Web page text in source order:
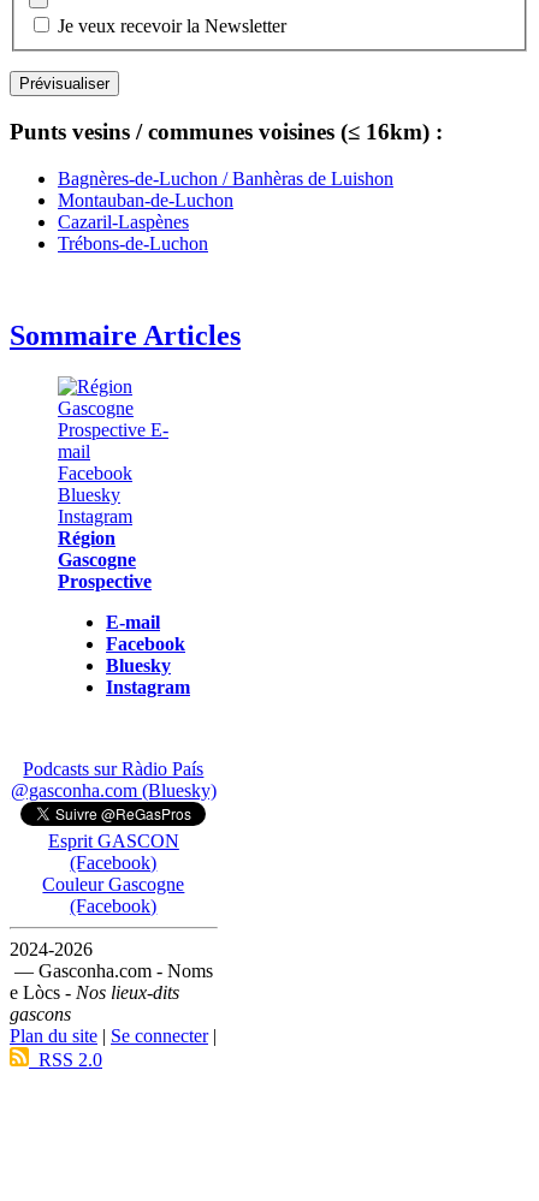
Je veux recevoir la Newsletter
Punts vesins / communes voisines (≤ 16km) :
Bagnères-de-Luchon / Banhèras de Luishon
Montauban-de-Luchon
Cazaril-Laspènes
Trébons-de-Luchon
Sommaire Articles
Région
Gascogne
Prospective
E-mail
Facebook
Bluesky
Instagram
Podcasts sur Ràdio País
@gasconha.com (Bluesky)
Esprit GASCON
(Facebook)
Couleur Gascogne
(Facebook)
2024-2026
— Gasconha.com - Noms
e Lòcs - Nos lieux-dits
gascons
Plan du site | Se connecter|
RSS 2.0